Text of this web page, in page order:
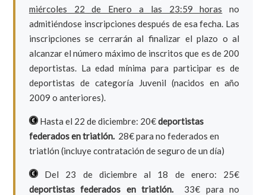
miércoles 22 de Enero a las 23:59 horas no
admitiéndose inscripciones después de esa fecha. Las
inscripciones se cerrarán al finalizar el plazo o al
alcanzar el número máximo de inscritos que es de 200
deportistas. La edad mínima para participar es de
deportistas de categoría Juvenil (nacidos en año
2009 o anteriores).
Hasta el 22 de diciembre: 20€deportistas
federados en triatlón. 28€ para no federados en
triatlón (incluye contratación de seguro de un día)
Del 23 de diciembre al 18 de enero: 25€
deportistas federados en triatlón. 33€ para no